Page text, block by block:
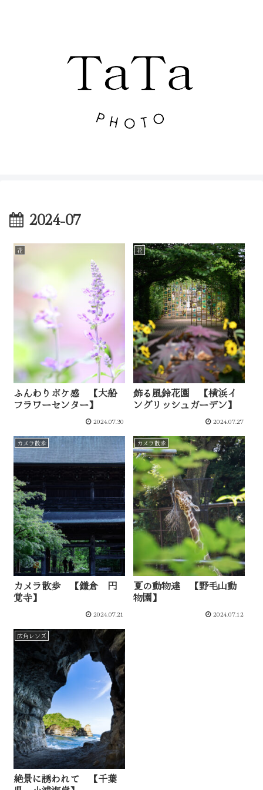
2024-07
花
ふんわりボケ感 【大船
フラワーセンター】
2024.07.30
花
飾る風鈴花園 【横浜イ
ングリッシュガーデン】
2024.07.27
カメラ散歩
カメラ散歩 【鎌倉 円
覚寺】
2024.07.21
カメラ散歩
夏の動物達 【野毛山動
物園】
2024.07.12
広角レンズ
絶景に誘われて 【千葉